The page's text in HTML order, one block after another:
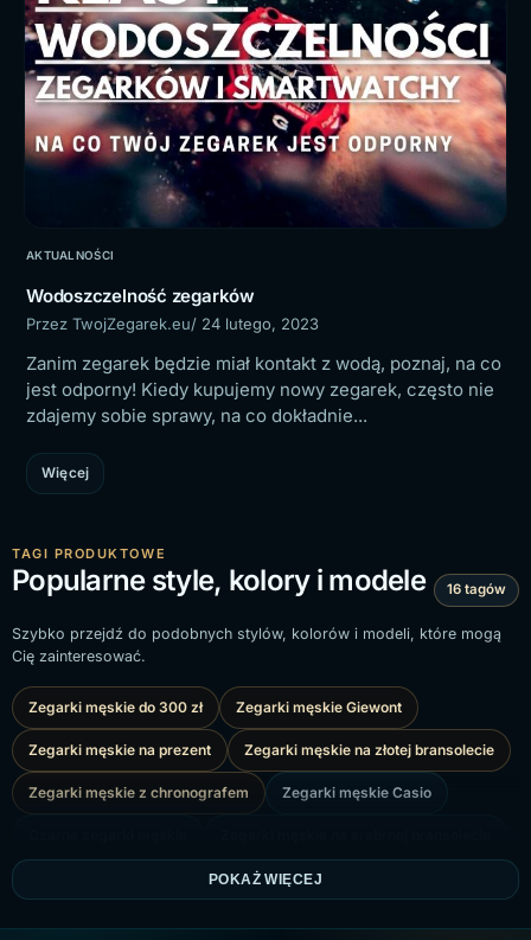
AKTUALNOŚCI
Wodoszczelność zegarków
Przez TwojZegarek.eu/ 24 lutego, 2023
Zanim zegarek będzie miał kontakt z wodą, poznaj, na co
jest odporny! Kiedy kupujemy nowy zegarek, często nie
zdajemy sobie sprawy, na co dokładnie...
Więcej
TAGI PRODUKTOWE
Popularne style, kolory i modele 16 tagów
Szybko przejdź do podobnych stylów, kolorów i modeli, które mogą
Cię zainteresować.
Zegarki męskie do 300 zł Zegarki męskie Giewont
Zegarki męskie na prezent Zegarki męskie na złotej bransolecie
Zegarki męskie z chronografem Zegarki męskie Casio
Zegarki męskie z datownikiem Zegarki Casio VINTAGE
POKAŻ WIĘCEJ